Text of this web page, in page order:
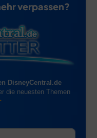
verpassen?
DisneyCentral.de
die neuesten Themen